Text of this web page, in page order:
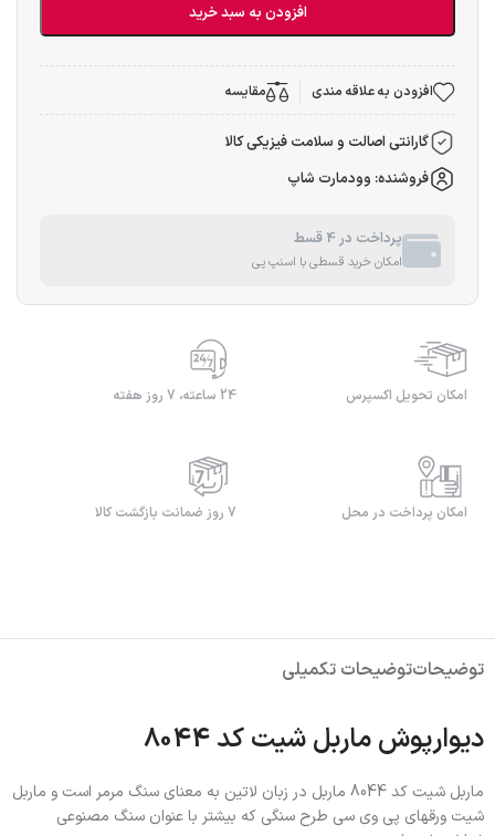
افزودن به سبد خرید
افزودن به علاقه مندی مقایسه
گارانتی اصالت و سلامت فیزیکی کالا
فروشنده: وودمارت شاپ
پرداخت در 4 قسط
امکان خرید قسطی با اسنپ پی
امکان تحویل اکسپرس 24 ساعته، 7 روز هفته
امکان پرداخت در محل 7 روز ضمانت بازگشت کالا
توضیحاتتوضیحات تکمیلی
دیوارپوش ماربل شیت کد 8044
ماربل شیت کد 8044 ماربل در زبان لاتین به معنای سنگ مرمر است و ماربل
شیت ورقهای پی وی سی طرح سنگی که بیشتر با عنوان سنگ مصنوعی